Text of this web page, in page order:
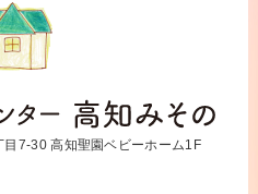
7-30 高知聖園ベビーホーム1F